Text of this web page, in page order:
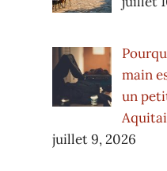
main
un
juillet 9, 2026